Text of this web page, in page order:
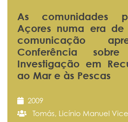
As comunidades
Açores numa era de
comunicação
Conferência
Investigação em
ao Mar e às Pescas
2009
Tomás, Licínio Manuel